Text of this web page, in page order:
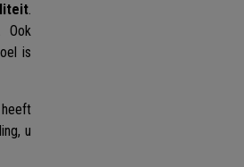
.
. Ook
is
u